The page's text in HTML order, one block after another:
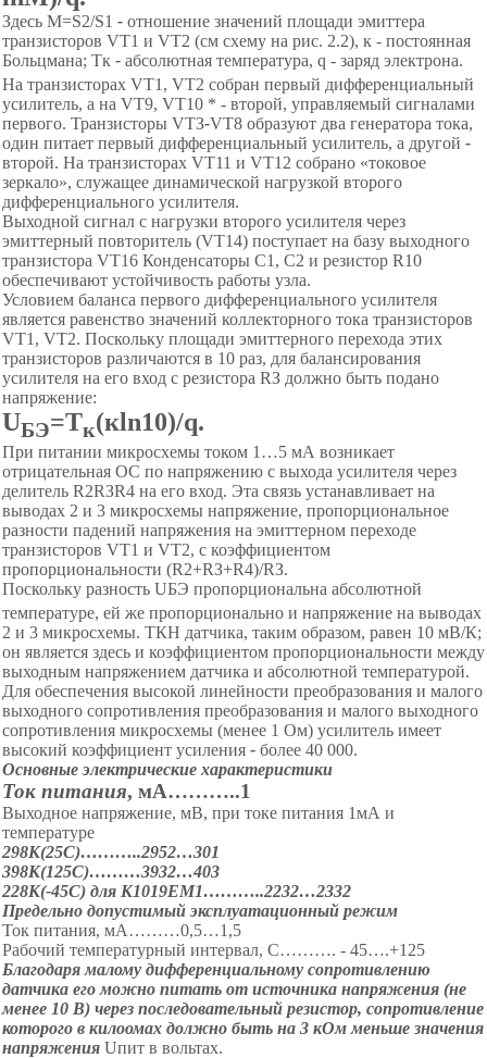
Здесь М=S2/S1 - отношение значений площади эмиттера
транзисторов VТ1 и VT2 (см схему на рис. 2.2), к - постоянная
Больцмана; Тк - абсолютная температура, q - заряд электрона.
На транзисторах VТ1, VТ2 собран первый дифференциальный
усилитель, а на VT9, VT10 * - второй, управляемый сигналами
первого. Транзисторы VТЗ-VТ8 образуют два генератора тока,
один питает первый дифференциальный усилитель, а другой -
второй. На транзисторах VT11 и VT12 собрано «токовое
зеркало», служащее динамической нагрузкой второго
дифференциального усилителя.
Выходной сигнал с нагрузки второго усилителя через
эмиттерный повторитель (VT14) поступает на базу выходного
транзистора VТ16 Конденсаторы С1, С2 и резистор R10
обеспечивают устойчивость работы узла.
Условием баланса первого дифференциального усилителя
является равенство значений коллекторного тока транзисторов
VT1 , VТ2. Поскольку площади эмиттерного перехода этих
транзисторов различаются в 10 раз, для балансирования
усилителя на его вход с резистора RЗ должно быть подано
напряжение:
UБЭ=Тк(кln10)/q.
При питании микросхемы током 1 …5 мА возникает
отрицательная ОС по напряжению с выхода усилителя через
делитель R2RЗR4 на его вход. Эта связь устанавливает на
выводах 2 и 3 микросхемы напряжение, пропорциональное
разности падений напряжения на эмиттерном переходе
транзисторов VТ1 и VТ2, с коэффициентом
пропорциональности (R2+RЗ+R4)/RЗ.
Поскольку разность UБЭ пропорциональна абсолютной
температуре, ей же пропорционально и напряжение на выводах
2 и 3 микросхемы. ТКН датчика, таким образом, равен 10 мВ/К;
он является здесь и коэффициентом пропорциональности между
выходным напряжением датчика и абсолютной температурой.
Для обеспечения высокой линейности преобразования и малого
выходного сопротивления преобразования и малого выходного
сопротивления микросхемы (менее 1 Ом) усилитель имеет
высокий коэффициент усиления - более 40 000.
Основные электрические характеристики
Ток питания, мА………..1
Выходное напряжение, мВ, при токе питания 1мА и
температуре
298К(25С)………..2952…301
398К(125С)………3932…403
228К(-45С) для К1019ЕМ1………..2232…2332
Предельно допустимый эксплуатационный режим
Ток питания, мА………0,5…1,5
Рабочий температурный интервал, С………. - 45….+125
Благодаря малому дифференциальному сопротивлению
датчика его можно питать от источника напряжения (не
менее 10 В) через последовательный резистор, сопротивление
которого в килоомах должно быть на 3 кОм меньше значения
напряжения Uпит в вольтах.